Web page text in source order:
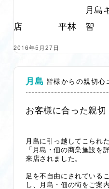
月島キャピ
店 平林 智
2016年5月27日
月島 皆様からの親切心
お客様に合った親切
月島に引っ越してこられ
「月島・佃の商業施設を
来店されました。
足を不自由にされている
し、月島・佃の街をご案